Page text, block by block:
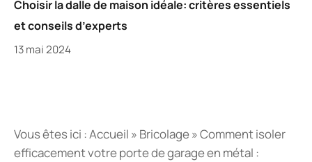
Choisir la dalle de maison idéale: critères essentiels
et conseils d’experts
13 mai 2024
Vous êtes ici :Accueil » Bricolage»Comment isoler
efficacement votre porte de garage en métal :